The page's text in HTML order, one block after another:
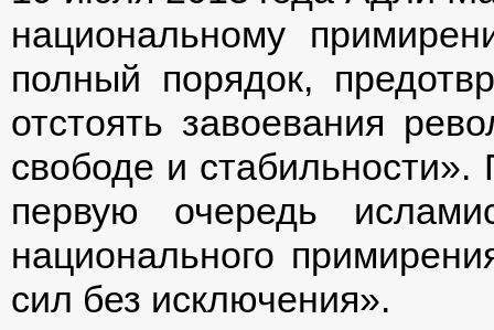
национальному
полный порядок,
отстоять завоевания
свободе и
первую очередь
национального
сил без исключения».